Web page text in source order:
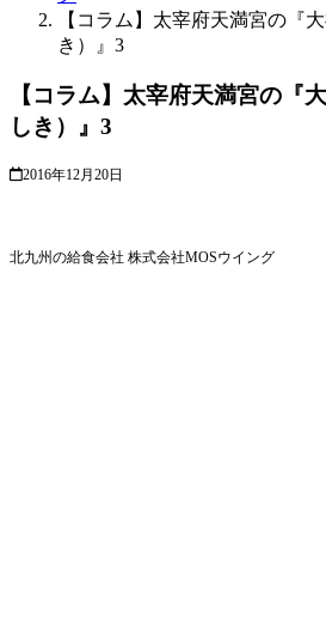
【コラム】太宰府天満宮の『
き）』3
【コラム】太宰府天満宮の『
しき）』3
2016年12月20日
北九州の給食会社 株式会社MOSウイング